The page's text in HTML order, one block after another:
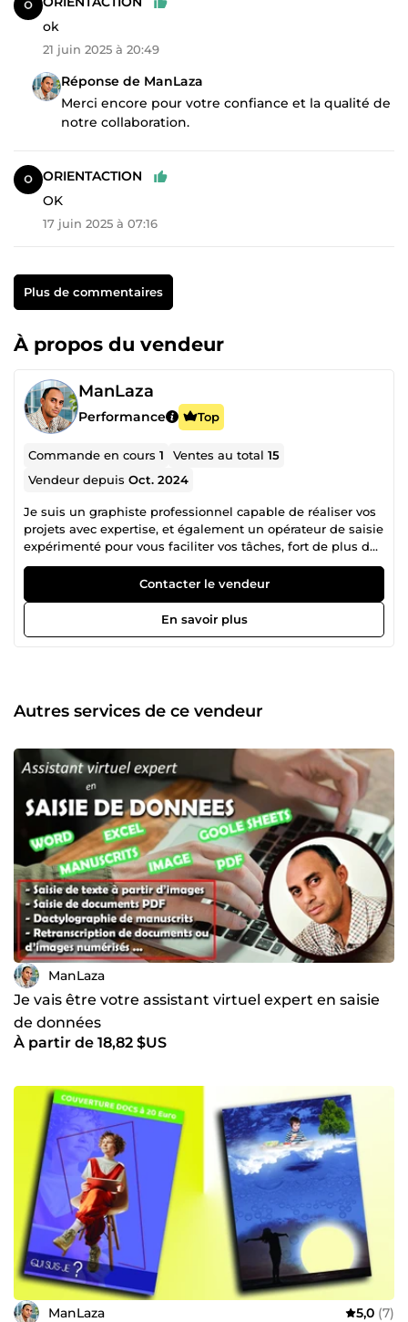
ok
21 juin 2025 à 20:49
Réponse de ManLaza
Merci encore pour votre confiance et la qualité de
notre collaboration.
ORIENTACTION
OK
17 juin 2025 à 07:16
Plus de commentaires
À propos du vendeur
ManLaza
Performance Top
Commande en cours1 Ventes au total15
Vendeur depuisOct. 2024
Je suis un graphiste professionnel capable de réaliser vos
projets avec expertise, et également un opérateur de saisie
expérimenté pour vous faciliter vos tâches, fort de plus de
15 ans d’expérience.
Contacter le vendeur
En savoir plus
Autres services de ce vendeur
ManLaza
Je vais être votre assistant virtuel expert en saisie
de données
À partir de 18,82 $US
ManLaza 5,0 (7)